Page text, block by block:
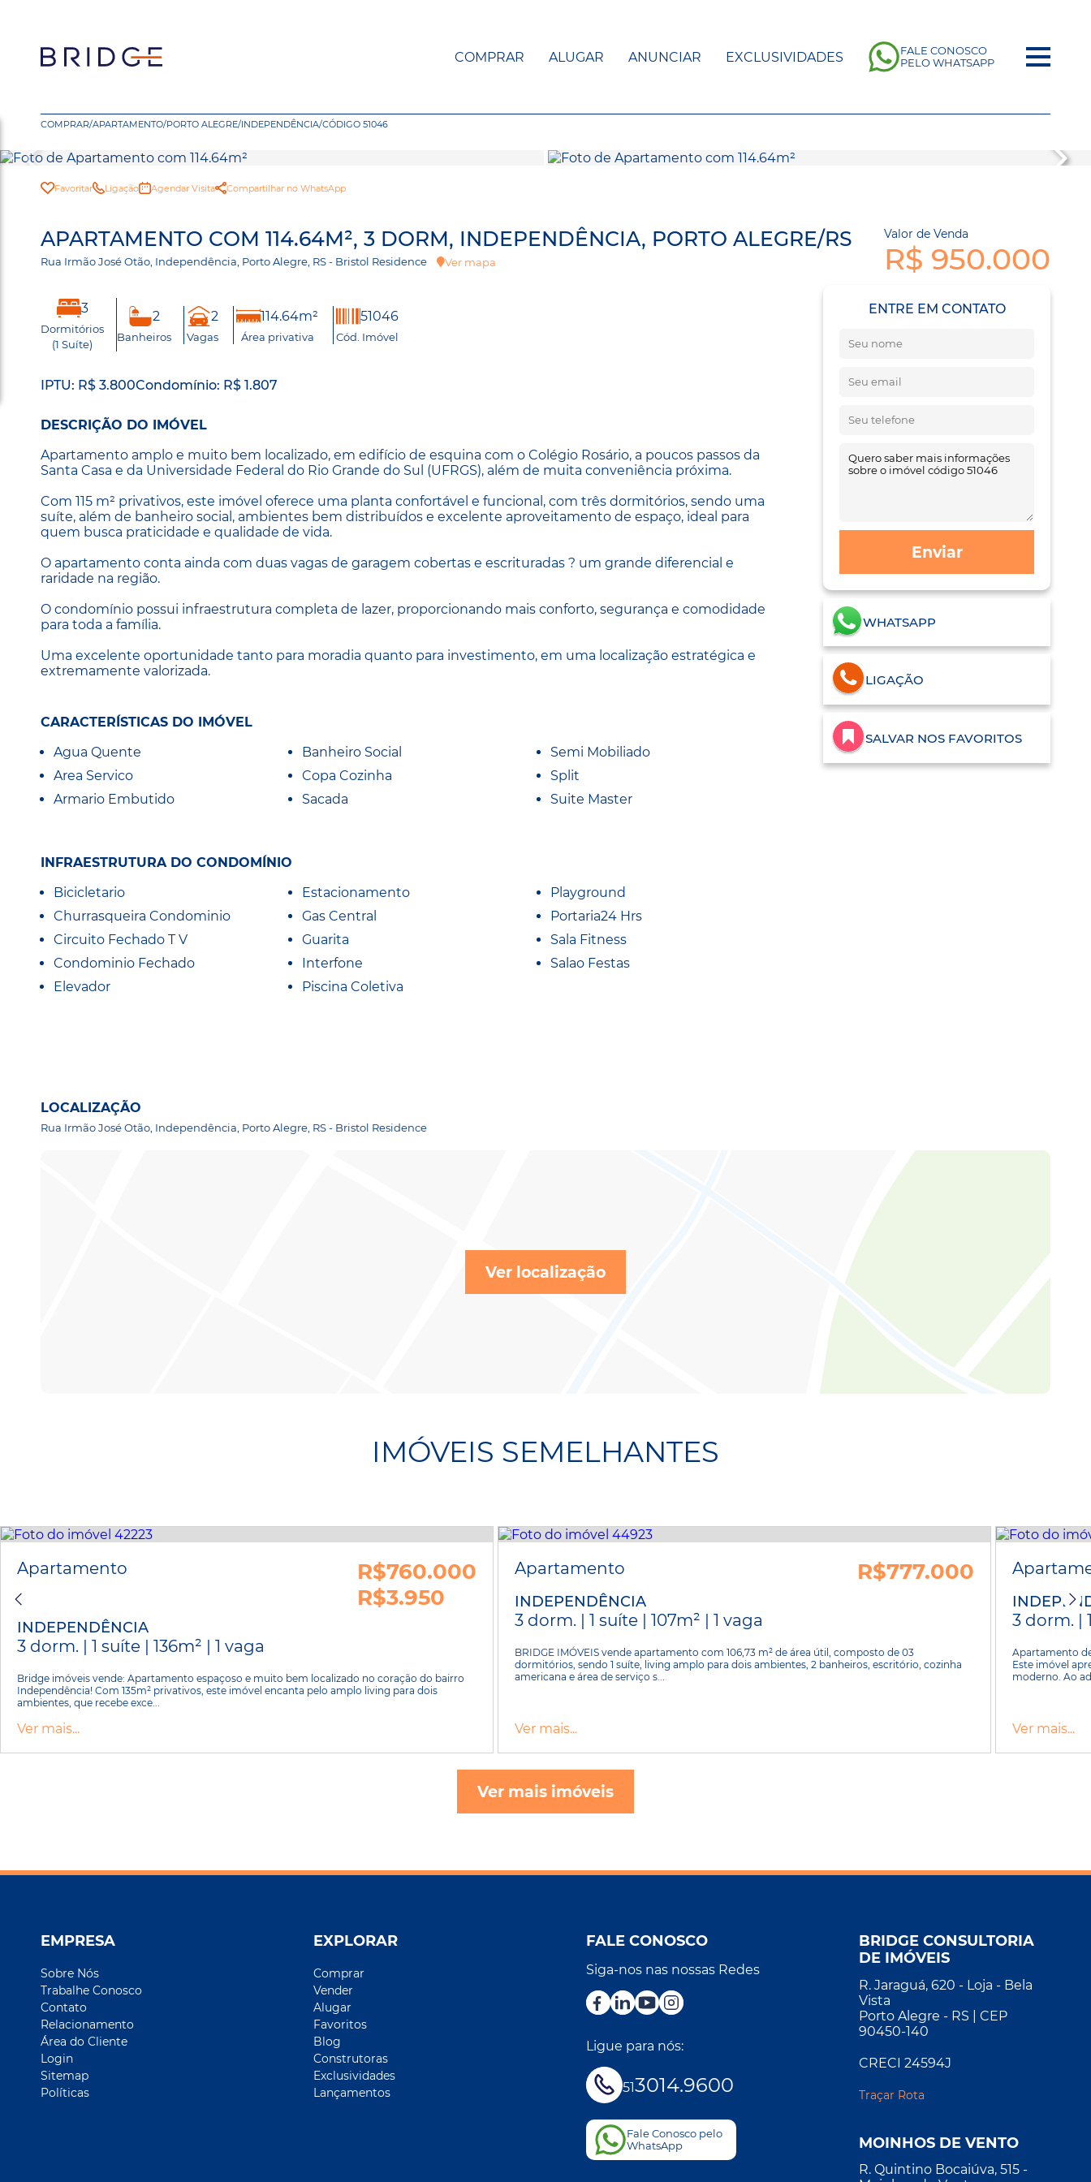
COMPRAR ALUGAR ANUNCIAR EXCLUSIVIDADES
FALE CONOSCO
PELO WHATSAPP
COMPRAR/APARTAMENTO/PORTO ALEGRE/INDEPENDÊNCIA/CÓDIGO 51046
Favoritar Ligação Agendar Visita Compartilhar no WhatsApp
APARTAMENTO COM 114.64M², 3 DORM, INDEPENDÊNCIA, PORTO ALEGRE/RS
Rua Irmão José Otão, Independência, Porto Alegre, RS - Bristol Residence Ver mapa
Valor de Venda
R$ 950.000
3
Dormitórios
(1 Suíte)
2
Banheiros
2
Vagas
114.64m²
Área privativa
51046
Cód. Imóvel
IPTU: R$ 3.800Condomínio: R$ 1.807
DESCRIÇÃO DO IMÓVEL
Apartamento amplo e muito bem localizado, em edifício de esquina com o Colégio Rosário, a poucos passos da
Santa Casa e da Universidade Federal do Rio Grande do Sul (UFRGS), além de muita conveniência próxima.
Com 115 m² privativos, este imóvel oferece uma planta confortável e funcional, com três dormitórios, sendo uma
suíte, além de banheiro social, ambientes bem distribuídos e excelente aproveitamento de espaço, ideal para
quem busca praticidade e qualidade de vida.
O apartamento conta ainda com duas vagas de garagem cobertas e escrituradas ? um grande diferencial e
raridade na região.
O condomínio possui infraestrutura completa de lazer, proporcionando mais conforto, segurança e comodidade
para toda a família.
Uma excelente oportunidade tanto para moradia quanto para investimento, em uma localização estratégica e
extremamente valorizada.
CARACTERÍSTICAS DO IMÓVEL
Agua Quente
Area Servico
Armario Embutido
Banheiro Social
Copa Cozinha
Sacada
Semi Mobiliado
Split
Suite Master
INFRAESTRUTURA DO CONDOMÍNIO
Bicicletario
Churrasqueira Condominio
Circuito Fechado T V
Condominio Fechado
Elevador
Estacionamento
Gas Central
Guarita
Interfone
Piscina Coletiva
Playground
Portaria24 Hrs
Sala Fitness
Salao Festas
ENTRE EM CONTATO
Enviar
WHATSAPP
LIGAÇÃO
SALVAR NOS FAVORITOS
LOCALIZAÇÃO
Rua Irmão José Otão, Independência, Porto Alegre, RS - Bristol Residence
Ver localização
IMÓVEIS SEMELHANTES
Apartamento
R$760.000
R$3.950
INDEPENDÊNCIA
3 dorm. | 1 suíte | 136m² | 1 vaga
Bridge imóveis vende: Apartamento espaçoso e muito bem localizado no coração do bairro
Independência! Com 135m² privativos, este imóvel encanta pelo amplo living para dois
ambientes, que recebe exce...
Ver mais...
Apartamento R$777.000
INDEPENDÊNCIA
3 dorm. | 1 suíte | 107m² | 1 vaga
BRIDGE IMÓVEIS vende apartamento com 106,73 m² de área útil, composto de 03
dormitórios, sendo 1 suíte, living amplo para dois ambientes, 2 banheiros, escritório, cozinha
americana e área de serviço s...
Ver mais...
3 dorm. |
Apartamento
Este imóvel
moderno. Ao
Ver mais...
Ver mais imóveis
EMPRESA
Sobre Nós
Trabalhe Conosco
Contato
Relacionamento
Área do Cliente
Login
Sitemap
Políticas
EXPLORAR
Comprar
Vender
Alugar
Favoritos
Blog
Construtoras
Exclusividades
Lançamentos
FALE CONOSCO
Siga-nos nas nossas Redes
Ligue para nós:
513014.9600
Fale Conosco pelo
WhatsApp
BRIDGE CONSULTORIA
DE IMÓVEIS
R. Jaraguá, 620 - Loja - Bela
Vista
Porto Alegre - RS | CEP
90450-140
CRECI 24594J
Traçar Rota
MOINHOS DE VENTO
R. Quintino Bocaiúva, 515 -